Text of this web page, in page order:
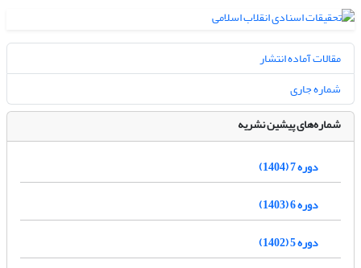
مقالات آماده انتشار
شماره جاری
شماره‌های پیشین نشریه
دوره 7 (1404)
دوره 6 (1403)
دوره 5 (1402)